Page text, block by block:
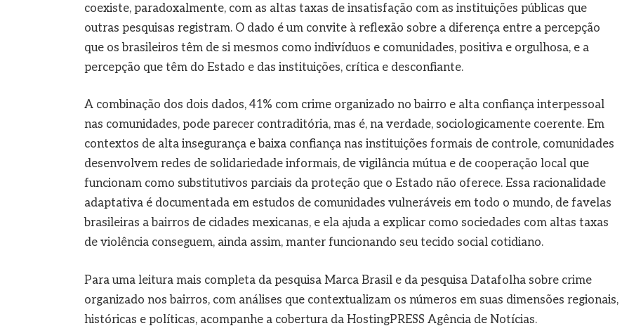
coexiste, paradoxalmente, com as altas taxas de insatisfação com as instituições públicas que
outras pesquisas registram. O dado é um convite à reflexão sobre a diferença entre a percepção
que os brasileiros têm de si mesmos como indivíduos e comunidades, positiva e orgulhosa, e a
percepção que têm do Estado e das instituições, crítica e desconfiante.
A combinação dos dois dados, 41% com crime organizado no bairro e alta confiança interpessoal
nas comunidades, pode parecer contraditória, mas é, na verdade, sociologicamente coerente. Em
contextos de alta insegurança e baixa confiança nas instituições formais de controle, comunidades
desenvolvem redes de solidariedade informais, de vigilância mútua e de cooperação local que
funcionam como substitutivos parciais da proteção que o Estado não oferece. Essa racionalidade
adaptativa é documentada em estudos de comunidades vulneráveis em todo o mundo, de favelas
brasileiras a bairros de cidades mexicanas, e ela ajuda a explicar como sociedades com altas taxas
de violência conseguem, ainda assim, manter funcionando seu tecido social cotidiano.
Para uma leitura mais completa da pesquisa Marca Brasil e da pesquisa Datafolha sobre crime
organizado nos bairros, com análises que contextualizam os números em suas dimensões regionais,
históricas e políticas, acompanhe a cobertura da HostingPRESS Agência de Notícias.